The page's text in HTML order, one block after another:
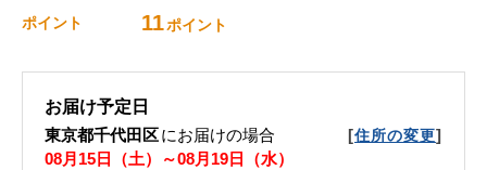
ポイント 11ポイント
お届け予定日
東京都千代田区にお届けの場合 [住所の変更]
08月15日（土）～08月19日（水）